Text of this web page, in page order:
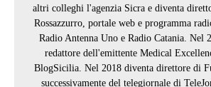
altri colleghi l'agenzia Sicra e diventa
Rossazzurro, portale web e programma
Radio Antenna Uno e Radio Catania. Nel
redattore dell'emittente Medical
BlogSicilia. Nel 2018 diventa direttore di
successivamente del telegiornale di